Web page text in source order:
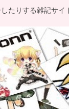
たりする雑記サイ